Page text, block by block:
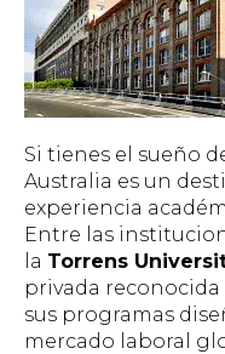
Si tienes el sueño
Australia es un
experiencia
Entre las
la Torrens
privada
sus programas
mercado laboral